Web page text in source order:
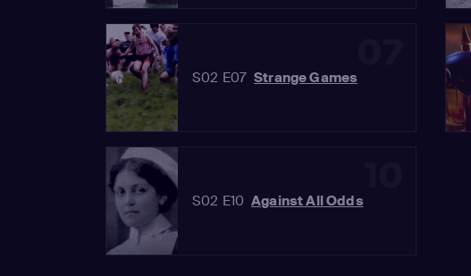
S02 E07 Strange Games
S02 E10 Against All Odds